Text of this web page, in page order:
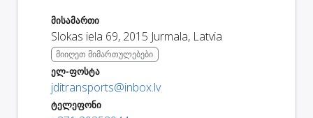
მისამართი
Slokas iela 69, 2015 Jurmala, Latvia
მიიღეთ მიმართულებები
ელ-ფოსტა
jditransports@inbox.lv
ტელეფონი